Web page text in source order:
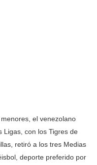
el venezolano
Ligas, con los Tigres de
retiró a los tres Medias
deporte preferido por